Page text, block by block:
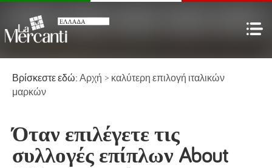
Βρίσκεστε εδώ: Αρχή > καλύτερη επιλογή ιταλικών
μαρκών
Όταν επιλέγετε τις
συλλογές επίπλων About